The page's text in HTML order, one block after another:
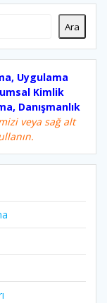
Ara
Uygulama
Kimlik
Danışmanlık
veya sağ alt